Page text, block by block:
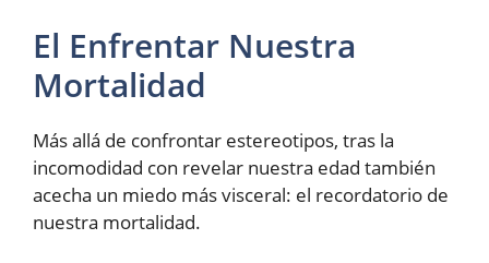
El Enfrentar Nuestra
Mortalidad
Más allá de confrontar estereotipos, tras la
incomodidad con revelar nuestra edad también
acecha un miedo más visceral: el recordatorio de
nuestra mortalidad.